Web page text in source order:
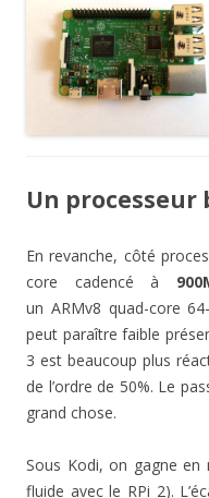
Un processeur
En revanche, côté
core cadencé à
un ARMv8 quad-core
peut paraître faible
3 est beaucoup plus
de l’ordre de 50%. Le
grand chose.
Sous Kodi, on gagne en
fluide avec le RPi 2).